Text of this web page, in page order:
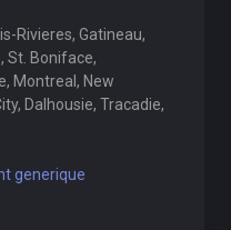
Rivieres, Gatineau,
St. Boniface,
Montreal, New
Dalhousie, Tracadie,
generique